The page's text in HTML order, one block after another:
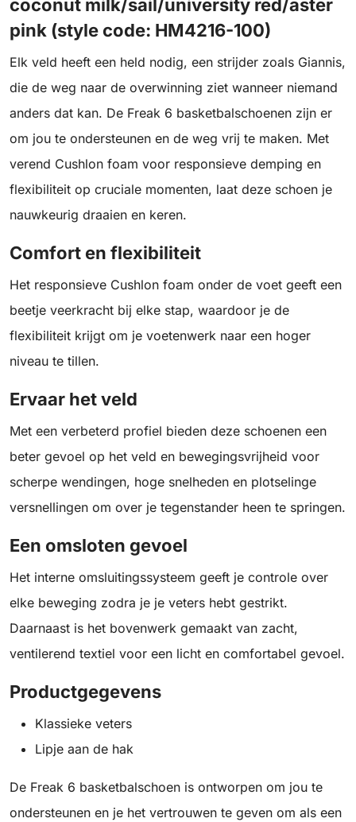
coconut milk/sail/university red/aster
pink (style code: HM4216-100)
Elk veld heeft een held nodig, een strijder zoals Giannis,
die de weg naar de overwinning ziet wanneer niemand
anders dat kan. De Freak 6 basketbalschoenen zijn er
om jou te ondersteunen en de weg vrij te maken. Met
verend Cushlon foam voor responsieve demping en
flexibiliteit op cruciale momenten, laat deze schoen je
nauwkeurig draaien en keren.
Comfort en flexibiliteit
Het responsieve Cushlon foam onder de voet geeft een
beetje veerkracht bij elke stap, waardoor je de
flexibiliteit krijgt om je voetenwerk naar een hoger
niveau te tillen.
Ervaar het veld
Met een verbeterd profiel bieden deze schoenen een
beter gevoel op het veld en bewegingsvrijheid voor
scherpe wendingen, hoge snelheden en plotselinge
versnellingen om over je tegenstander heen te springen.
Een omsloten gevoel
Het interne omsluitingssysteem geeft je controle over
elke beweging zodra je je veters hebt gestrikt.
Daarnaast is het bovenwerk gemaakt van zacht,
ventilerend textiel voor een licht en comfortabel gevoel.
Productgegevens
Klassieke veters
Lipje aan de hak
De Freak 6 basketbalschoen is ontworpen om jou te
ondersteunen en je het vertrouwen te geven om als een